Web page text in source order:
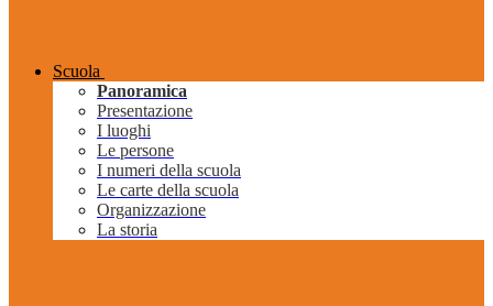
Scuola
Panoramica
Presentazione
I luoghi
Le persone
I numeri della scuola
Le carte della scuola
Organizzazione
La storia